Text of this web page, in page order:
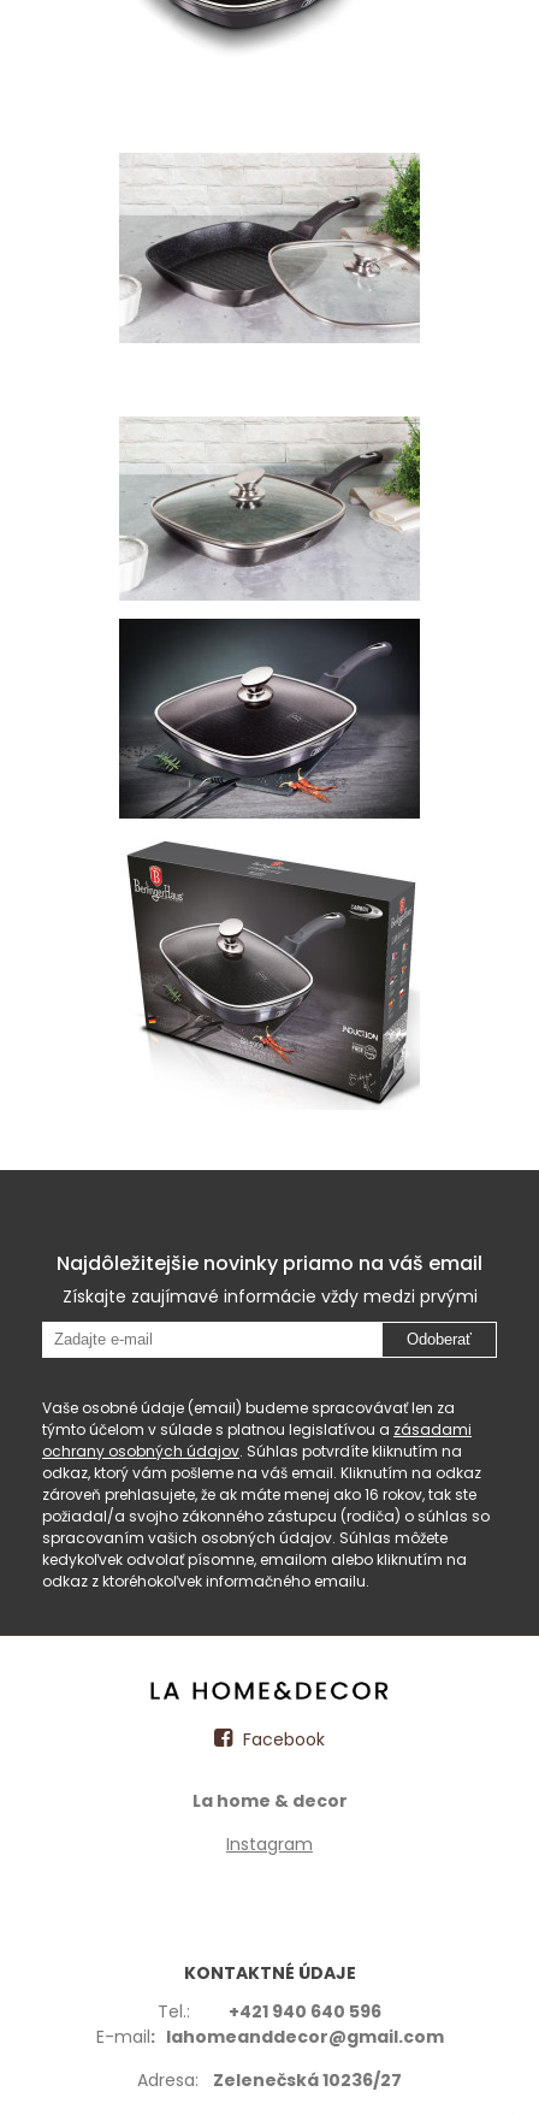
Najdôležitejšie novinky priamo na váš email
Získajte zaujímavé informácie vždy medzi prvými
Odoberať
Vaše osobné údaje (email) budeme spracovávať len za
týmto účelom v súlade s platnou legislatívou a zásadami
ochrany osobných údajov. Súhlas potvrdíte kliknutím na
odkaz, ktorý vám pošleme na váš email. Kliknutím na odkaz
zároveň prehlasujete, že ak máte menej ako 16 rokov, tak ste
požiadal/a svojho zákonného zástupcu (rodiča) o súhlas so
spracovaním vašich osobných údajov. Súhlas môžete
kedykoľvek odvolať písomne, emailom alebo kliknutím na
odkaz z ktoréhokoľvek informačného emailu.
Facebook
La home & decor
Instagram
KONTAKTNÉ ÚDAJE
Tel.: +421 940 640 596
E-mail: lahomeanddecor@gmail.com
Adresa: Zelenečská 10236/27